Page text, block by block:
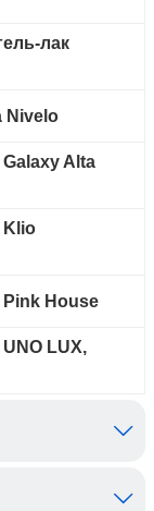
лак
Nivelo
Alta
Klio
House
LUX,